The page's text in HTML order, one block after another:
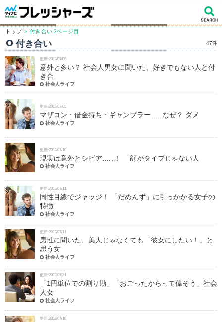
トップ ＞ 付き合い 2ページ目
付き合い 47件
更新:2017/07/06
意外と多い？ 社会人男女に聞いた、好きでもない人と付
き合
社会人ライフ
更新:2017/07/05
マザコン・借金持ち・ギャンブラー......なぜ？ ダメ
社会人ライフ
更新:2017/07/10
現実は意外とシビア......！ 「顔がタイプじゃない人
社会人ライフ
更新:2017/07/11
同性目線でジャッジ！ 「だめんず」に引っかかる女子の
特徴
社会人ライフ
更新:2017/07/11
男性に聞いた、美人じゃなくても「彼女にしたい！」と
思う女
社会人ライフ
更新:2017/07/21
「1円単位での割り勘」「おごったからって偉そう」社会
人女
社会人ライフ
更新:2017/07/10